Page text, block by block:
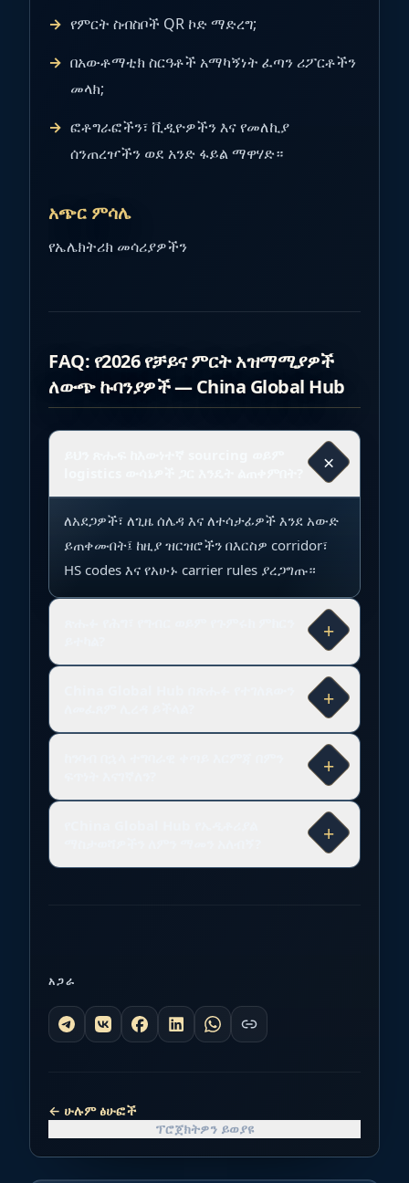
የምርት ስብስቦች QR ኮድ ማድረግ;
በአውቶማቲክ ስርዓቶች አማካኝነት ፈጣን ሪፖርቶችን
መላክ;
ፎቶግራፎችን፣ ቪዲዮዎችን እና የመለኪያ
ሰንጠረዦችን ወደ አንድ ፋይል ማዋሃድ።
አጭር ምሳሌ
የኤሌክትሪክ መሳሪያዎችን
FAQ: የ2026 የቻይና ምርት አዝማሚያዎች
ለውጭ ኩባንያዎች — China Global Hub
×
ለአደጋዎች፣ ለጊዜ ሰሌዳ እና ለተሳታፊዎች እንደ አውድ
ይጠቀሙበት፤ ከዚያ ዝርዝሮችን በእርስዎ corridor፣
HS codes እና የአሁኑ carrier rules ያረጋግጡ።
+
+
+
+
አጋራ
← ሁሉም ፅሁፎች
ፕሮጀክትዎን ይወያዩ